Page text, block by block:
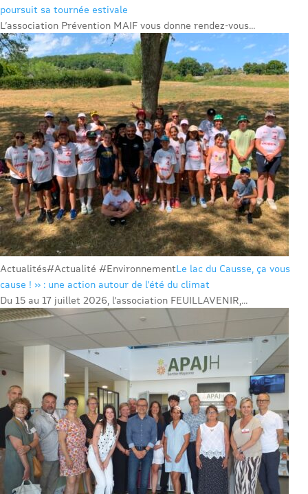
poursuit sa tournée estivale
L’association Prévention MAIF vous donne rendez-vous...
Actualités#Actualité #EnvironnementLe lac du Causse, ça vous
cause ! » : une action autour de l’été du climat
Du 15 au 17 juillet 2026, l’association FEUILLAVENIR,...